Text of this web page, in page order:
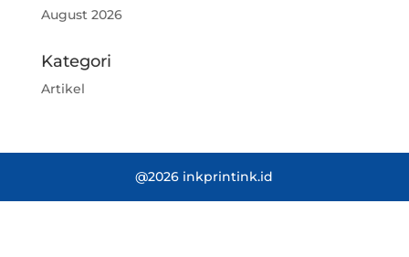
August 2026
Kategori
Artikel
@2026 inkprintink.id